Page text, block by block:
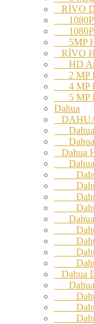
RİVO
1080P
1080P
5MP
RİVO
HD
2 MP
4 MP
5 MP
Dahua
Dahua
Dahua
Dahua
Dahua
Dahua
Dahua
Dahua
Dahua
Dahua
Dahua
Dahua
Dahua
Dahua
Dahua
Dahua
Dahua
Dahua
Dahua